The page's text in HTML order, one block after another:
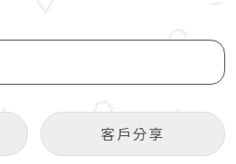
客戶分享